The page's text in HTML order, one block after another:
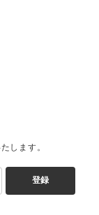
します。
登録